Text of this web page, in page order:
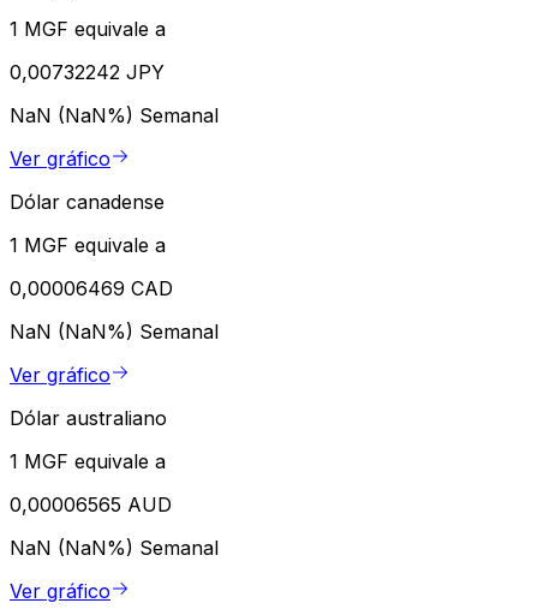
1 MGF equivale a
0,00732242 JPY
NaN (NaN%) Semanal
Ver gráfico
Dólar canadense
1 MGF equivale a
0,00006469 CAD
NaN (NaN%) Semanal
Ver gráfico
Dólar australiano
1 MGF equivale a
0,00006565 AUD
NaN (NaN%) Semanal
Ver gráfico